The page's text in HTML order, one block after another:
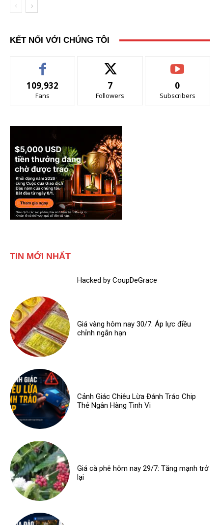
KẾT NỐI VỚI CHÚNG TÔI
109,932
Fans
7
Followers
0
Subscribers
TIN MỚI NHẤT
Hacked by CoupDeGrace
Giá vàng hôm nay 30/7: Áp lực điều
chỉnh ngắn hạn
Cảnh Giác Chiêu Lừa Đánh Tráo Chip
Thẻ Ngân Hàng Tinh Vi
Giá cà phê hôm nay 29/7: Tăng mạnh trở
lại